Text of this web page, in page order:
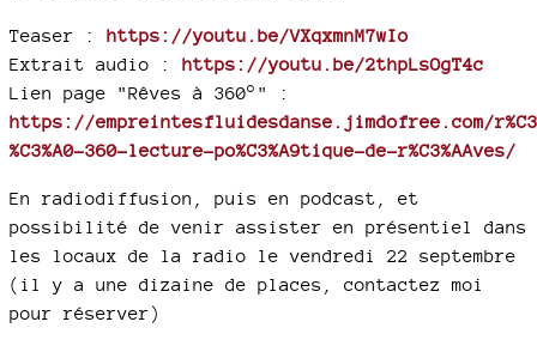
Teaser : https://youtu.be/VXqxmnM7wIo
Extrait audio : https://youtu.be/2thpLsOgT4c
Lien page "Rêves à 360°" :
https://empreintesfluidesdanse.jimdofree.com/
%C3%A0-360-lecture-po%C3%A9tique-de-r%C3%AAves/
En radiodiffusion, puis en podcast, et
possibilité de venir assister en présentiel dans
les locaux de la radio le vendredi 22 septembre
(il y a une dizaine de places, contactez moi
pour réserver)